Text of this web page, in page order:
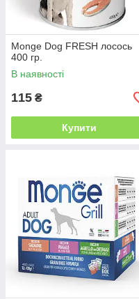
Monge Dog FRESH лосось
400 гр.
В наявності
115 ₴
Купити